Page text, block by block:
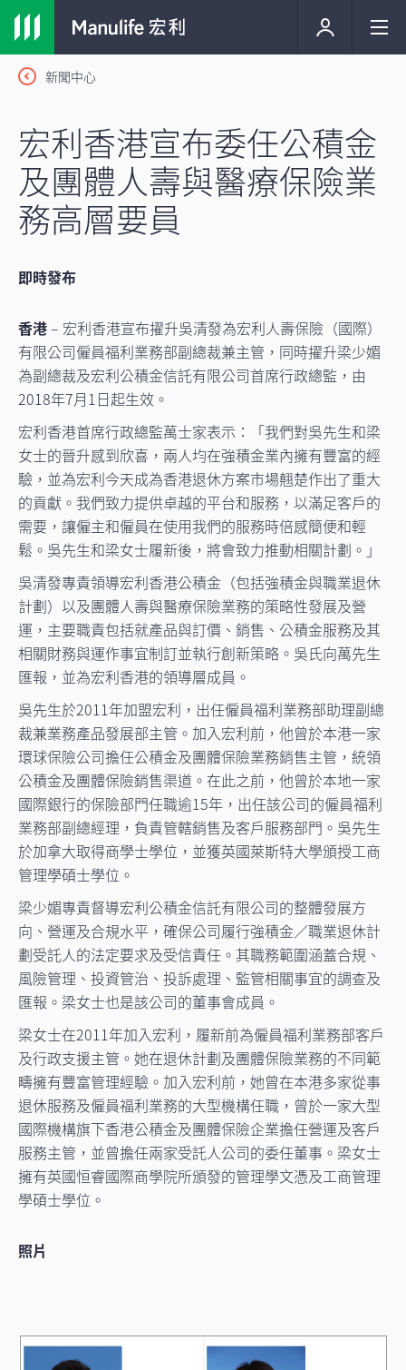
新聞中心
宏利香港宣布委任公積金
及團體人壽與醫療保險業
務高層要員
即時發布
香港– 宏利香港宣布擢升吳清發為宏利人壽保險（國際）
有限公司僱員福利業務部副總裁兼主管，同時擢升梁少媚
為副總裁及宏利公積金信託有限公司首席行政總監，由
2018年7月1日起生效。
宏利香港首席行政總監萬士家表示：「我們對吳先生和梁
女士的晉升感到欣喜，兩人均在強積金業內擁有豐富的經
驗，並為宏利今天成為香港退休方案市場翹楚作出了重大
的貢獻。我們致力提供卓越的平台和服務，以滿足客戶的
需要，讓僱主和僱員在使用我們的服務時倍感簡便和輕
鬆。吳先生和梁女士履新後，將會致力推動相關計劃。」
吳清發專責領導宏利香港公積金（包括強積金與職業退休
計劃）以及團體人壽與醫療保險業務的策略性發展及營
運，主要職責包括就產品與訂價、銷售、公積金服務及其
相關財務與運作事宜制訂並執行創新策略。吳氏向萬先生
匯報，並為宏利香港的領導層成員。
吳先生於2011年加盟宏利，出任僱員福利業務部助理副總
裁兼業務產品發展部主管。加入宏利前，他曾於本港一家
環球保險公司擔任公積金及團體保險業務銷售主管，統領
公積金及團體保險銷售渠道。在此之前，他曾於本地一家
國際銀行的保險部門任職逾15年，出任該公司的僱員福利
業務部副總經理，負責管轄銷售及客戶服務部門。吳先生
於加拿大取得商學士學位，並獲英國萊斯特大學頒授工商
管理學碩士學位。
梁少媚專責督導宏利公積金信託有限公司的整體發展方
向、營運及合規水平，確保公司履行強積金／職業退休計
劃受託人的法定要求及受信責任。其職務範圍涵蓋合規、
風險管理、投資管治、投訴處理、監管相關事宜的調查及
匯報。梁女士也是該公司的董事會成員。
梁女士在2011年加入宏利，履新前為僱員福利業務部客戶
及行政支援主管。她在退休計劃及團體保險業務的不同範
疇擁有豐富管理經驗。加入宏利前，她曾在本港多家從事
退休服務及僱員福利業務的大型機構任職，曾於一家大型
國際機構旗下香港公積金及團體保險企業擔任營運及客戶
服務主管，並曾擔任兩家受託人公司的委任董事。梁女士
擁有英國恒睿國際商學院所頒發的管理學文憑及工商管理
學碩士學位。
照片